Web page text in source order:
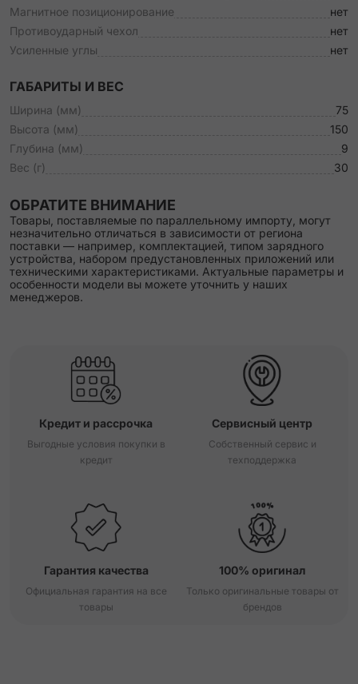
Магнитное позиционирование
нет
Противоударный чехол
нет
Усиленные углы
нет
ГАБАРИТЫ И ВЕС
Ширина (мм)
75
Высота (мм)
150
Глубина (мм)
9
Вес (г)
30
ОБРАТИТЕ ВНИМАНИЕ
Товары, поставляемые по параллельному импорту, могут
незначительно отличаться в зависимости от региона
поставки — например, комплектацией, типом зарядного
устройства, набором предустановленных приложений или
техническими характеристиками. Актуальные параметры и
особенности модели вы можете уточнить у наших
менеджеров.
Кредит и рассрочка
Выгодные условия покупки в
кредит
Сервисный центр
Собственный сервис и
техподдержка
Гарантия качества
Официальная гарантия на все
товары
100% оригинал
Только оригинальные товары от
брендов